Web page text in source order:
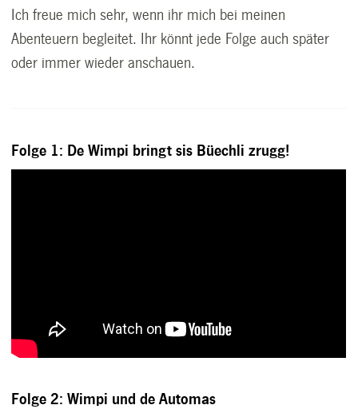
Ich freue mich sehr, wenn ihr mich bei meinen
Abenteuern begleitet. Ihr könnt jede Folge auch später
oder immer wieder anschauen.
Folge 1: De Wimpi bringt sis Büechli zrugg!
Folge 2: Wimpi und de Automas